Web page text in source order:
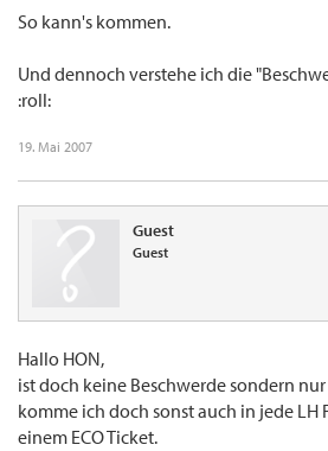
So kann's kommen.
Und dennoch verstehe ich die
:roll:
19. Mai 2007
Guest
Guest
Hallo HON,
ist doch keine Beschwerde sondern nur
komme ich doch sonst auch in jede LH
einem ECO Ticket.